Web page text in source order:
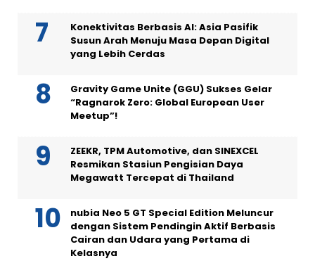
Konektivitas Berbasis AI: Asia Pasifik
Susun Arah Menuju Masa Depan Digital
yang Lebih Cerdas
Gravity Game Unite (GGU) Sukses Gelar
“Ragnarok Zero: Global European User
Meetup”!
ZEEKR, TPM Automotive, dan SINEXCEL
Resmikan Stasiun Pengisian Daya
Megawatt Tercepat di Thailand
nubia Neo 5 GT Special Edition Meluncur
dengan Sistem Pendingin Aktif Berbasis
Cairan dan Udara yang Pertama di
Kelasnya